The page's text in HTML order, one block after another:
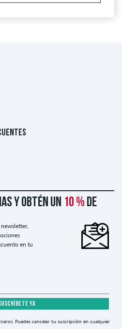
y obtén un 10 % de
en tu
YA
Puedes cancelar tu suscripción en cualquier